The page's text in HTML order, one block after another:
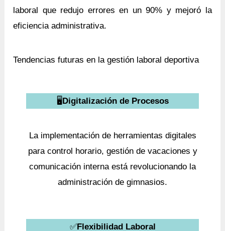
laboral que redujo errores en un 90% y mejoró la
eficiencia administrativa.
Tendencias futuras en la gestión laboral deportiva
🖥️ Digitalización de Procesos
La implementación de herramientas digitales
para control horario, gestión de vacaciones y
comunicación interna está revolucionando la
administración de gimnasios.
✅Flexibilidad Laboral